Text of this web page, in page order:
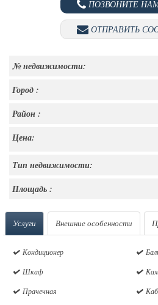
ПОЗВОНИТЕ
ОТПРАВИТЬ
№ недвижимости:
Город :
Район :
Цена:
Тип недвижимости:
Площадь :
Услуги Внешние особенности
Кондиционер
Шкаф
Прачечная